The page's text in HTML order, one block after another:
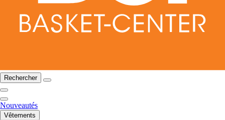
Rechercher
Nouveautés
Vêtements